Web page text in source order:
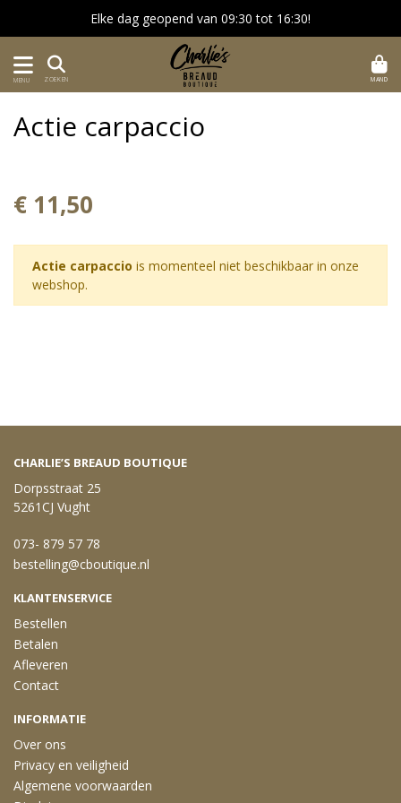
Elke dag geopend van 09:30 tot 16:30!
MENU ZOEKEN MAND
Actie carpaccio
€ 11,50
Actie carpaccio is momenteel niet beschikbaar in onze
webshop.
CHARLIE’S BREAUD BOUTIQUE
Dorpsstraat 25
5261CJ Vught
073- 879 57 78
bestelling@cboutique.nl
KLANTENSERVICE
Bestellen
Betalen
Afleveren
Contact
INFORMATIE
Over ons
Privacy en veiligheid
Algemene voorwaarden